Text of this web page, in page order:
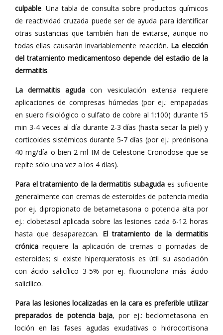
culpable. Una tabla de consulta sobre productos químicos
de reactividad cruzada puede ser de ayuda para identificar
otras sustancias que también han de evitarse, aunque no
todas ellas causarán invariablemente reacción. La elección
del tratamiento medicamentoso depende del estadio de la
dermatitis.
La dermatitis aguda con vesiculación extensa requiere
aplicaciones de compresas húmedas (por ej.: empapadas
en suero fisiológico o sulfato de cobre al 1:100) durante 15
min 3-4 veces al día durante 2-3 días (hasta secar la piel) y
corticoides sistémicos durante 5-7 días (por ej.: prednisona
40 mg/día o bien 2 ml IM de Celestone Cronodose que se
repite sólo una vez a los 4 días).
Para el tratamiento de la dermatitis subaguda es suficiente
generalmente con cremas de esteroides de potencia media
por ej. dipropionato de betametasona o potencia alta por
ej.: clobetasol aplicada sobre las lesiones cada 6-12 horas
hasta que desaparezcan. El tratamiento de la dermatitis
crónica requiere la aplicación de cremas o pomadas de
esteroides; si existe hiperqueratosis es útil su asociación
con ácido salicílico 3-5% por ej. fluocinolona más ácido
salicílico.
Para las lesiones localizadas en la cara es preferible utilizar
preparados de potencia baja, por ej.: beclometasona en
loción en las fases agudas exudativas o hidrocortisona